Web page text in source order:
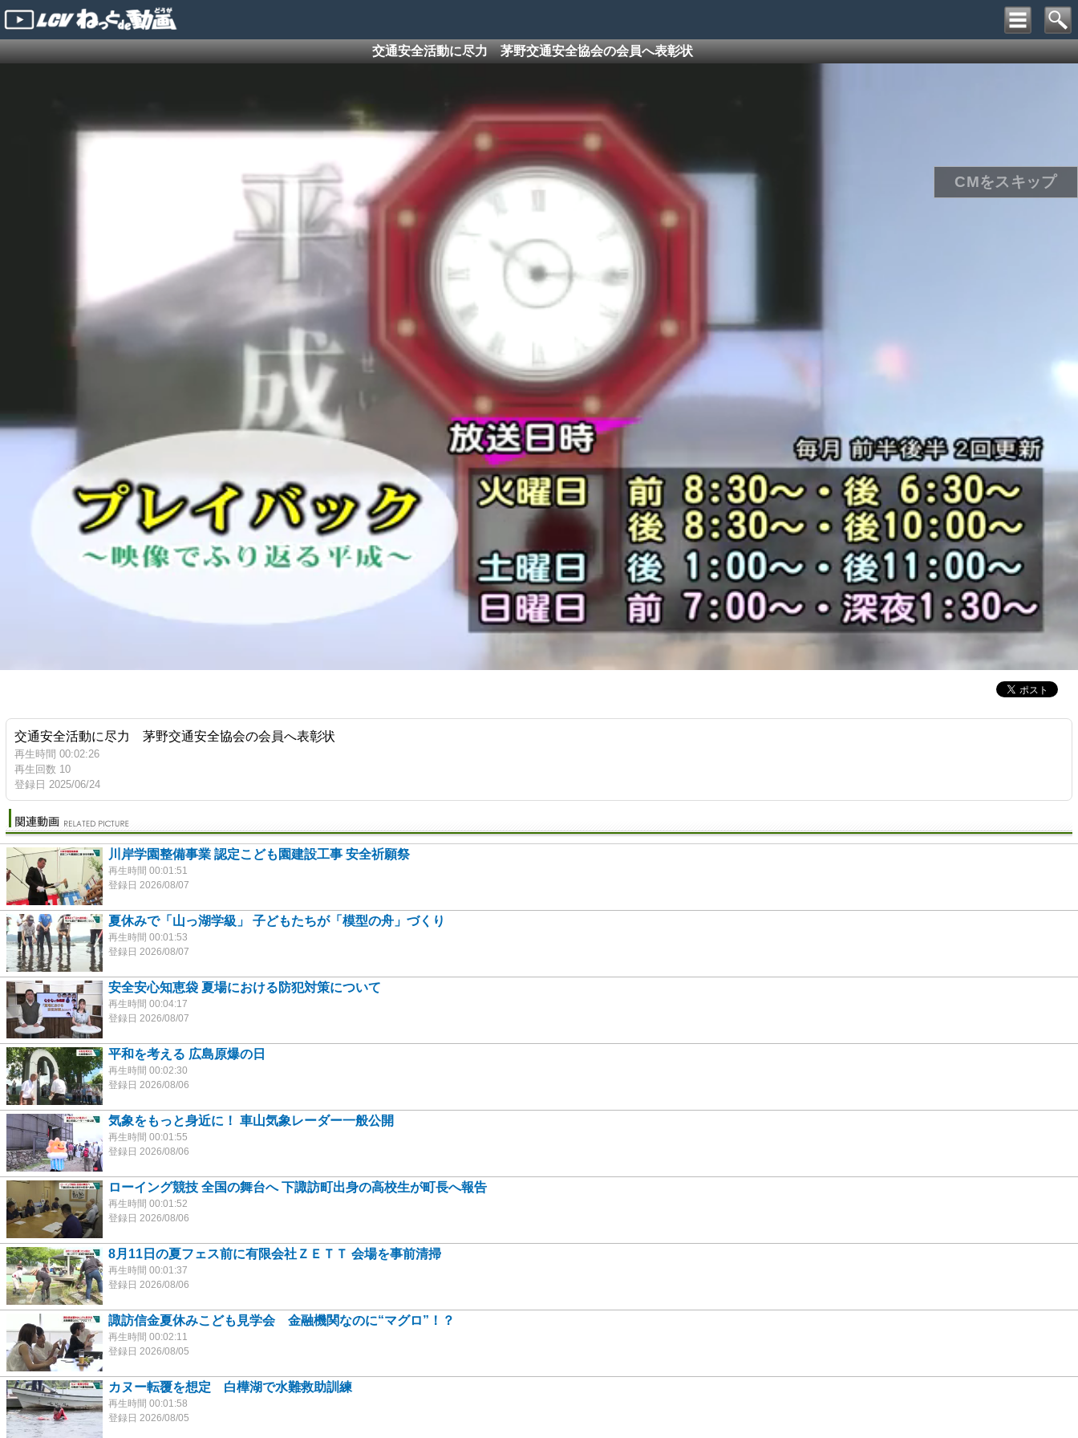
交通安全活動に尽力 茅野交通安全協会の会員へ表彰状
交通安全活動に尽力 茅野交通安全協会の会員へ表彰状
再生時間 00:02:26
再生回数 10
登録日 2025/06/24
川岸学園整備事業 認定こども園建設工事 安全祈願祭
再生時間 00:01:51
登録日 2026/08/07
夏休みで「山っ湖学級」 子どもたちが「模型の舟」づくり
再生時間 00:01:53
登録日 2026/08/07
安全安心知恵袋 夏場における防犯対策について
再生時間 00:04:17
登録日 2026/08/07
平和を考える 広島原爆の日
再生時間 00:02:30
登録日 2026/08/06
気象をもっと身近に！ 車山気象レーダー一般公開
再生時間 00:01:55
登録日 2026/08/06
ローイング競技 全国の舞台へ 下諏訪町出身の高校生が町長へ報告
再生時間 00:01:52
登録日 2026/08/06
8月11日の夏フェス前に有限会社ＺＥＴＴ 会場を事前清掃
再生時間 00:01:37
登録日 2026/08/06
諏訪信金夏休みこども見学会 金融機関なのに“マグロ”！？
再生時間 00:02:11
登録日 2026/08/05
カヌー転覆を想定 白樺湖で水難救助訓練
再生時間 00:01:58
登録日 2026/08/05